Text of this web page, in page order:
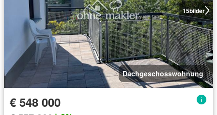
15bilder
Dachgeschosswohnung
€ 548 000